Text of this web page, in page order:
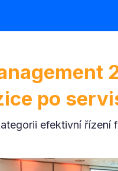
po
efektivní řízení